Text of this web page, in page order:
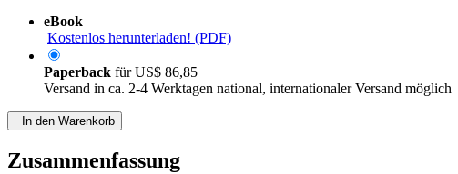
eBook
Kostenlos herunterladen! (PDF)
Paperback fürUS$ 86,85
Versand in ca. 2-4 Werktagen national, internationaler Versand möglich
In den Warenkorb
Zusammenfassung